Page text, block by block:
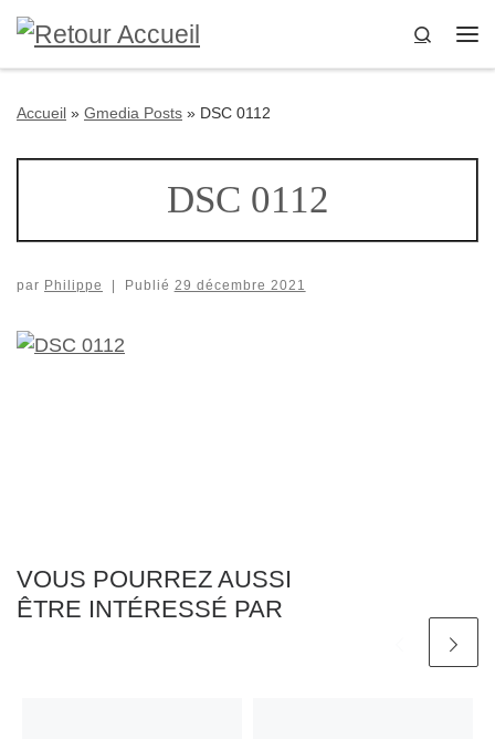
Passer au contenu
Search
Accueil » Gmedia Posts » DSC 0112
DSC 0112
par Philippe Publié 29 décembre 2021
VOUS POURREZ AUSSI
ÊTRE INTÉRESSÉ PAR